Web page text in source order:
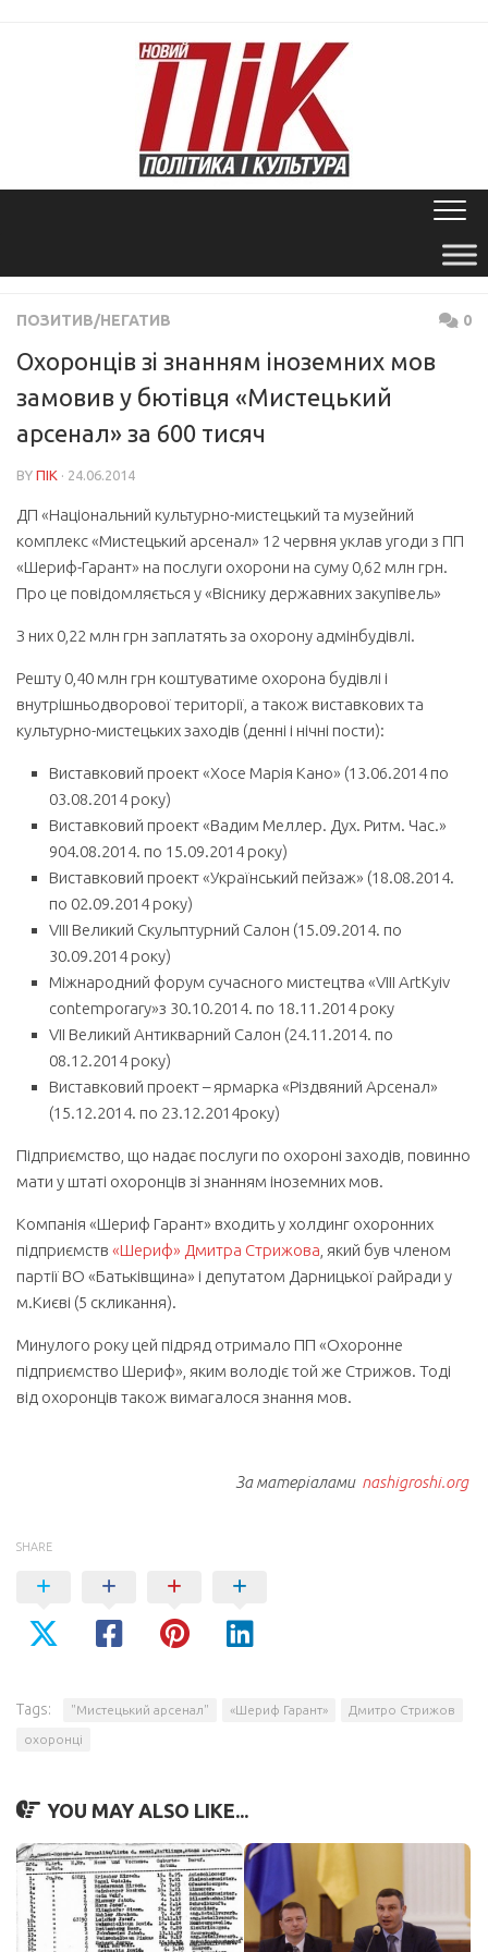
ПОЗИТИВ/НЕГАТИВ 0
Охоронців зі знанням іноземних мов
замовив у бютівця «Мистецький
арсенал» за 600 тисяч
BY ПІК · 24.06.2014
ДП «Національний культурно-мистецький та музейний
комплекс «Мистецький арсенал» 12 червня уклав угоди з ПП
«Шериф-Гарант» на послуги охорони на суму 0,62 млн грн.
Про це повідомляється у «Віснику державних закупівель»
З них 0,22 млн грн заплатять за охорону адмінбудівлі.
Решту 0,40 млн грн коштуватиме охорона будівлі і
внутрішньодворової території, а також виставкових та
культурно-мистецьких заходів (денні і нічні пости):
Виставковий проект «Хосе Марія Кано» (13.06.2014 по
03.08.2014 року)
Виставковий проект «Вадим Меллер. Дух. Ритм. Час.»
904.08.2014. по 15.09.2014 року)
Виставковий проект «Український пейзаж» (18.08.2014.
по 02.09.2014 року)
VIIІ Великий Скульптурний Салон (15.09.2014. по
30.09.2014 року)
Міжнародний форум сучасного мистецтва «VIII ArtKyiv
contemporary»з 30.10.2014. по 18.11.2014 року
VIІ Великий Антикварний Салон (24.11.2014. по
08.12.2014 року)
Виставковий проект – ярмарка «Різдвяний Арсенал»
(15.12.2014. по 23.12.2014року)
Підприємство, що надає послуги по охороні заходів, повинно
мати у штаті охоронців зі знанням іноземних мов.
Компанія «Шериф Гарант» входить у холдинг охоронних
підприємств «Шериф» Дмитра Стрижова , який був членом
партії ВО «Батьківщина» і депутатом Дарницької райради у
м.Києві (5 скликання).
Минулого року цей підряд отримало ПП «Охоронне
підприємство Шериф», яким володіє той же Стрижов. Тоді
від охоронців також вимагалося знання мов.
За матеріалами nashigroshi.org
SHARE
Tags: "Мистецький арсенал" «Шериф Гарант» Дмитро Стрижов
охоронці
YOU MAY ALSO LIKE...